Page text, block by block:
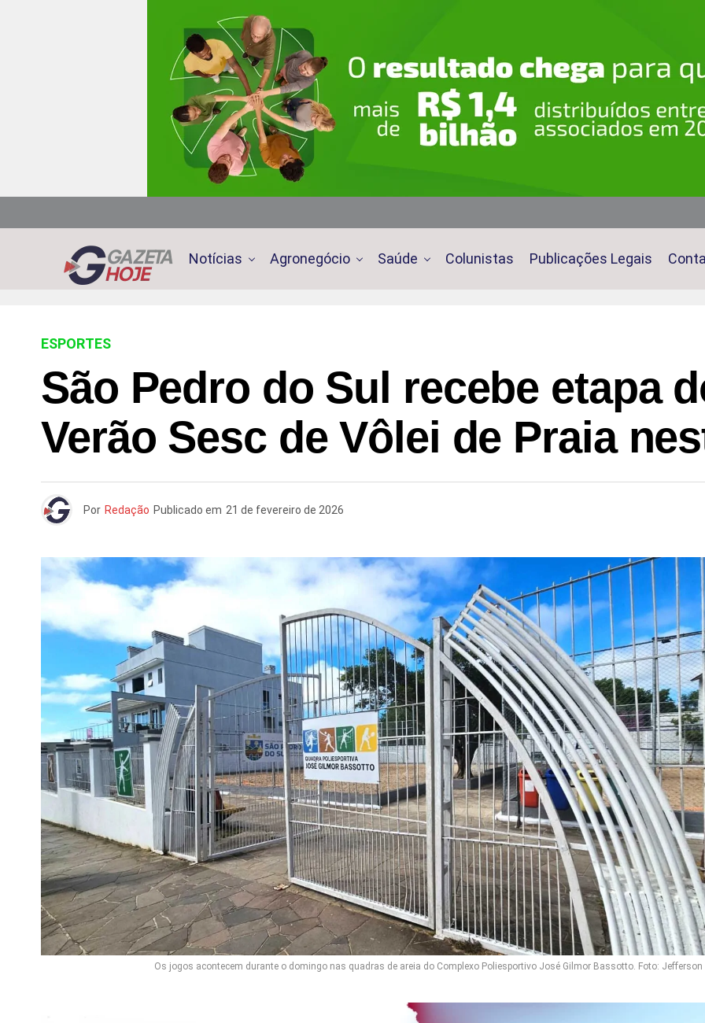
Notícias Agronegócio Saúde Colunistas Publicações Legais
ESPORTES
São Pedro do Sul recebe etapa
Verão Sesc de Vôlei de Praia
Por Redação Publicado em 21 de fevereiro de 2026
Os jogos acontecem durante o domingo nas quadras de areia do Complexo Poliesportivo José Gilmor Bassotto. Foto: Jefferson